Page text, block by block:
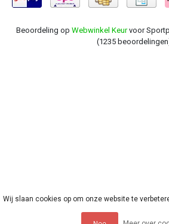
Beoordeling op Webwinkel Keurvoor
(1235
Wij slaan cookies op om onze website te